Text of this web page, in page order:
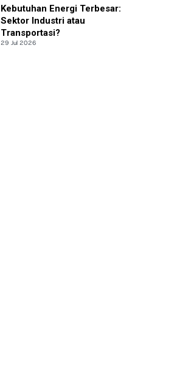
Kebutuhan Energi Terbesar:
Sektor Industri atau
Transportasi?
29 Jul 2026